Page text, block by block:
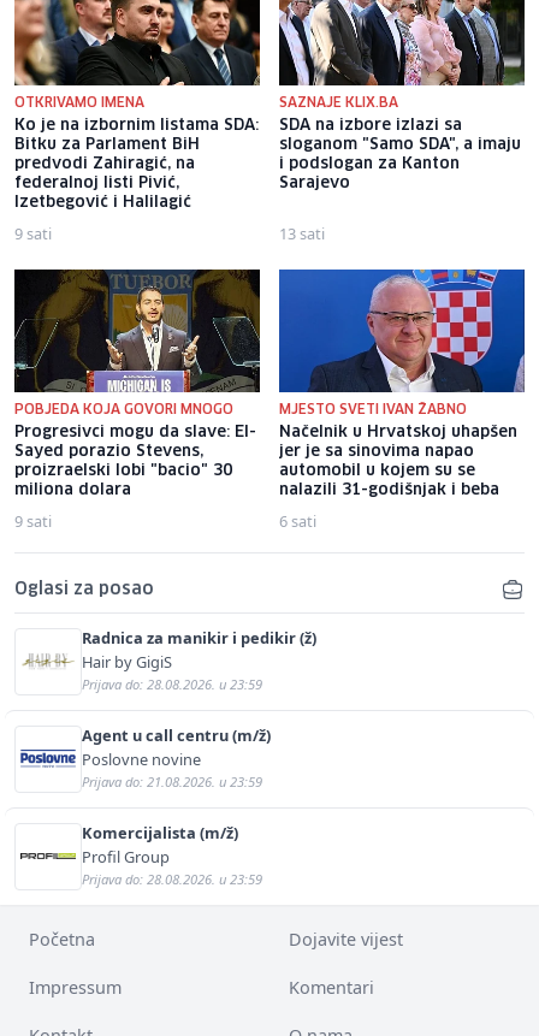
OTKRIVAMO IMENA
Ko je na izbornim listama SDA:
Bitku za Parlament BiH
predvodi Zahiragić, na
federalnoj listi Pivić,
Izetbegović i Halilagić
9 sati
SAZNAJE KLIX.BA
SDA na izbore izlazi sa
sloganom "Samo SDA", a imaju
i podslogan za Kanton
Sarajevo
13 sati
POBJEDA KOJA GOVORI MNOGO
Progresivci mogu da slave: El-
Sayed porazio Stevens,
proizraelski lobi "bacio" 30
miliona dolara
9 sati
MJESTO SVETI IVAN ŽABNO
Načelnik u Hrvatskoj uhapšen
jer je sa sinovima napao
automobil u kojem su se
nalazili 31-godišnjak i beba
6 sati
Oglasi za posao
Radnica za manikir i pedikir (ž)
Hair by GigiS
Prijava do: 28.08.2026. u 23:59
Agent u call centru (m/ž)
Poslovne novine
Prijava do: 21.08.2026. u 23:59
Komercijalista (m/ž)
Profil Group
Prijava do: 28.08.2026. u 23:59
Početna Dojavite vijest
Impressum Komentari